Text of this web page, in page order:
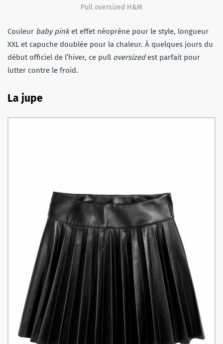
Pull oversized H&M
Couleur baby pinket effet néoprène pour le style, longueur
XXL et capuche doublée pour la chaleur. À quelques jours du
début officiel de l’hiver, ce pull oversizedest parfait pour
lutter contre le froid.
La jupe